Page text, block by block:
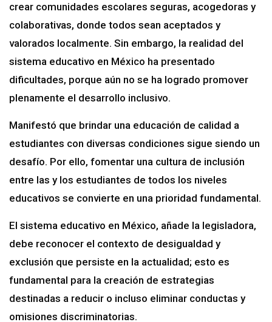
crear comunidades escolares seguras, acogedoras y
colaborativas, donde todos sean aceptados y
valorados localmente. Sin embargo, la realidad del
sistema educativo en México ha presentado
dificultades, porque aún no se ha logrado promover
plenamente el desarrollo inclusivo.
Manifestó que brindar una educación de calidad a
estudiantes con diversas condiciones sigue siendo un
desafío. Por ello, fomentar una cultura de inclusión
entre las y los estudiantes de todos los niveles
educativos se convierte en una prioridad fundamental.
El sistema educativo en México, añade la legisladora,
debe reconocer el contexto de desigualdad y
exclusión que persiste en la actualidad; esto es
fundamental para la creación de estrategias
destinadas a reducir o incluso eliminar conductas y
omisiones discriminatorias.